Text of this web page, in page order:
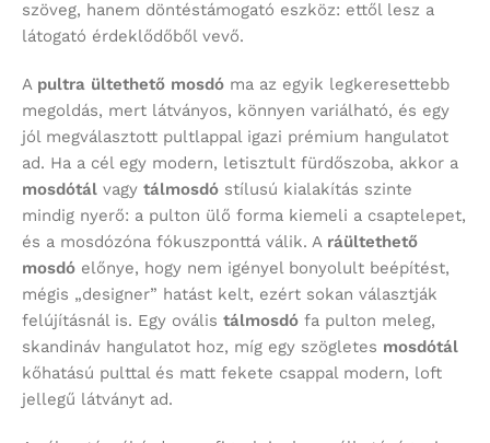
szöveg, hanem döntéstámogató eszköz: ettől lesz a
látogató érdeklődőből vevő.
A pultra ültethető mosdó ma az egyik legkeresettebb
megoldás, mert látványos, könnyen variálható, és egy
jól megválasztott pultlappal igazi prémium hangulatot
ad. Ha a cél egy modern, letisztult fürdőszoba, akkor a
mosdótál vagy tálmosdó stílusú kialakítás szinte
mindig nyerő: a pulton ülő forma kiemeli a csaptelepet,
és a mosdózóna fókuszponttá válik. A ráültethető
mosdó előnye, hogy nem igényel bonyolult beépítést,
mégis „designer” hatást kelt, ezért sokan választják
felújításnál is. Egy ovális tálmosdó fa pulton meleg,
skandináv hangulatot hoz, míg egy szögletes mosdótál
kőhatású pulttal és matt fekete csappal modern, loft
jellegű látványt ad.